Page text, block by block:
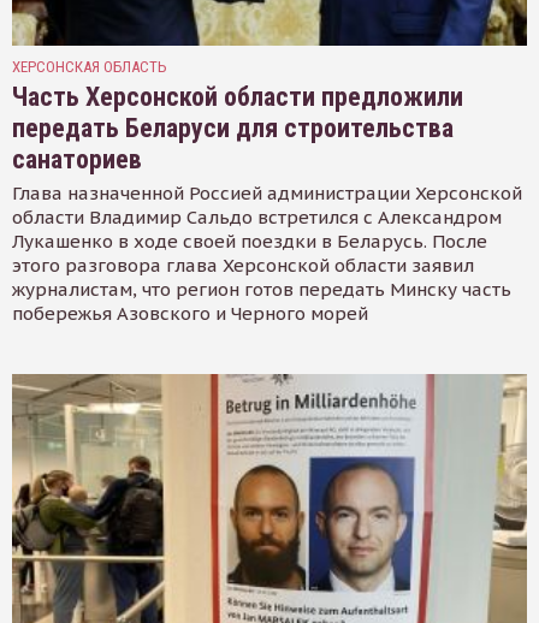
ХЕРСОНСКАЯ ОБЛАСТЬ
Часть Херсонской области предложили
передать Беларуси для строительства
санаториев
Глава назначенной Россией администрации Херсонской
области Владимир Сальдо встретился с Александром
Лукашенко в ходе своей поездки в Беларусь. После
этого разговора глава Херсонской области заявил
журналистам, что регион готов передать Минску часть
побережья Азовского и Черного морей